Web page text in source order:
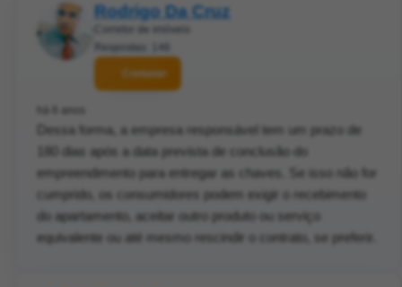
Rodrigo Da Cruz
Corretor de imóveis
Respostas: 146
Contatar
há 6 anos
Dessa forma, a empresa responsável tem um prazo de
180 dias após a data prevista de conclusão do
empreendimento para entregar as chaves. Se isso não for
cumprido, os consumidores podem exigir o recebimento
do apartamento, aceitar outro produto ou serviço
equivalente ou até mesmo rescindir o contrato, se preferir.